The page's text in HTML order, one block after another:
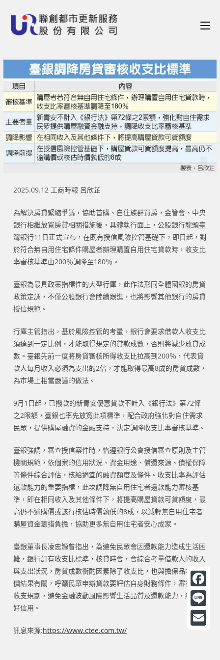
2025.09.12 工商時報 呂欣芷
為解決房貸緊縮爭議，協助首購、自住族群買房，金管會、中央
銀行相繼放寬房貸相關措施後，具體執行面上，公股銀行龍頭臺
灣銀行11日正式宣布，在既有授信風險控管基礎下，即日起，對
於符合無自用住宅條件購屋者辦理購置自用住宅貸款時，收支比
率審核基準由200％調降至180％。
臺銀為最具政策指標性的大型行庫，此作法形同全體國銀的房貸
政策定調，不僅公股銀行會陸續跟進，也將影響其他銀行的房貸
授信規範。
行庫主管指出，基於風險控管的考量，銀行會要求借款人收支比
須達到一定比例，才能取得規定的貸款成數，否則將減少放貸成
數。臺銀先前一度將房貸審核所得收支比拉高到200％，代表貸
款人每月收入必須為支出的2倍，才能取得最高8成的房貸成數，
為市場上相當嚴謹的做法。
9月1日起，已撥款的新青安優惠貸款不計入《銀行法》第72條
之2限額，臺銀也率先放寬此項標準，配合政府強化對自住需求
民眾，提供購屋融資的金融支持，決定調降收支比率審核基準。
臺銀強調，審查授信案件時，恪遵銀行公會授信審查原則及主管
機關規範，依個案的信用狀況、資金用途、償還來源、債權保障
等條件綜合評估，核給適宜的融資額度及條件。收支比率為評估
還款能力的重要指標，此次調降無自用住宅者還款能力審核基
準，即在相同收入及其他條件下，將提高購屋貸款可貸額度，最
高仍不逾購價或該行核估時價孰低的8成，以減輕無自用住宅者
購屋資金籌措負擔，協助更多無自用住宅者安心成家。
臺銀董事長凌忠嫄曾指出，為避免民眾會因還款能力造成生活困
難，銀行訂有收支比標準，核貸時會，會綜合考量借款人的收入
與支出狀況，房貸成數衡酌因素除了收支比，也與擔保品本身鑑
價結果有關，呼籲民眾申辦貸款要評估自身財務條件，審視家庭
收支規劃，避免金融波動風險影響生活品質及還款能力，維護良
好信用。
訊息來源:https://www.ctee.com.tw/
F
a
c
L